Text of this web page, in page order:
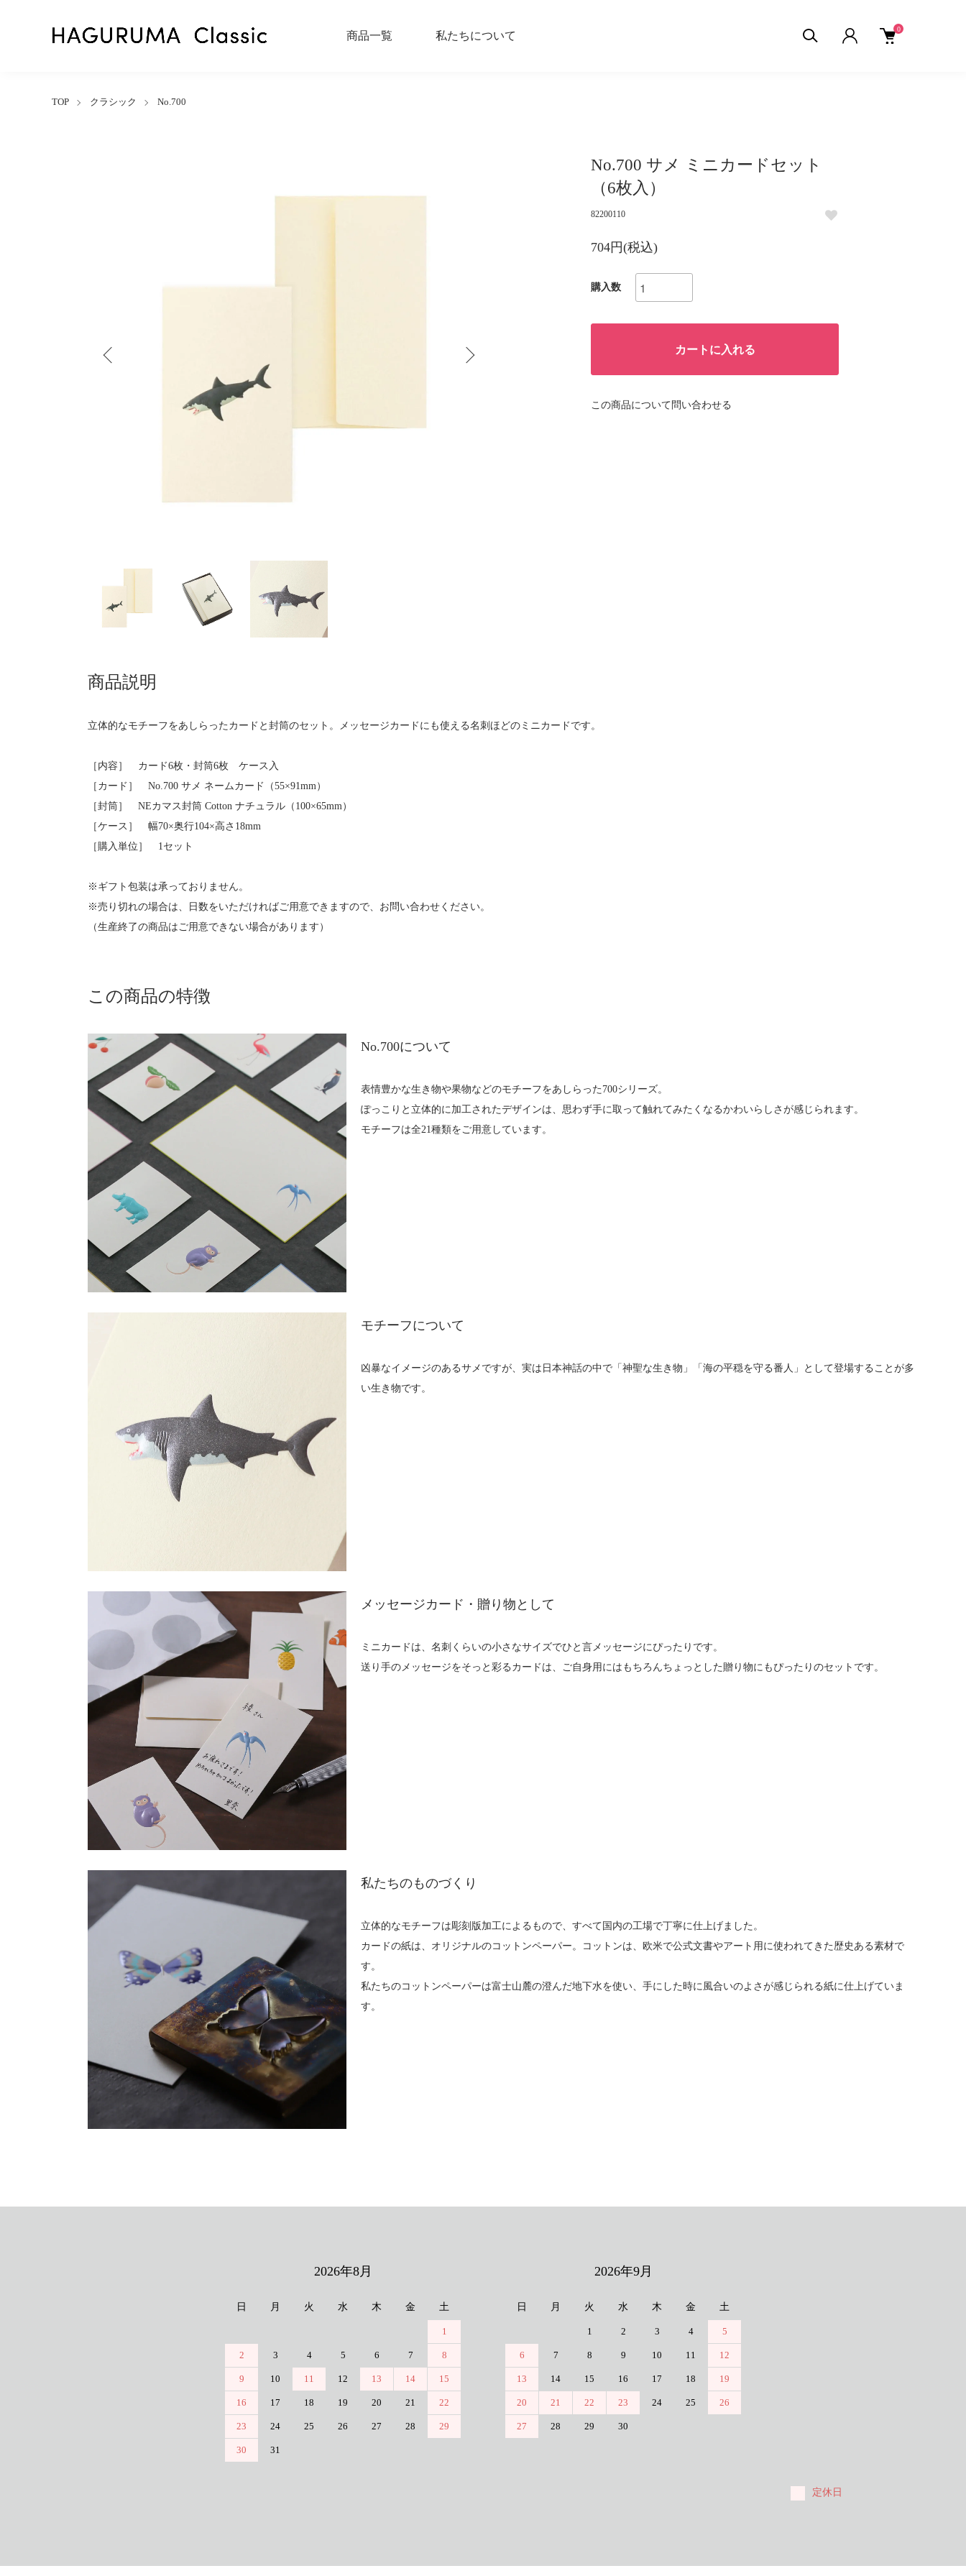
商品一覧 私たちについて
0
TOP クラシック No.700
No.700 サメ ミニカードセット
（6枚入）
82200110
704円(税込)
購入数
カートに入れる
この商品について問い合わせる
商品説明
立体的なモチーフをあしらったカードと封筒のセット。メッセージカードにも使える名刺ほどのミニカードです。
［内容］ カード6枚・封筒6枚 ケース入
［カード］ No.700 サメ ネームカード（55×91mm）
［封筒］ NEカマス封筒 Cotton ナチュラル（100×65mm）
［ケース］ 幅70×奥行104×高さ18mm
［購入単位］ 1セット
※ギフト包装は承っておりません。
※売り切れの場合は、日数をいただければご用意できますので、お問い合わせください。
（生産終了の商品はご用意できない場合があります）
この商品の特徴
No.700について
表情豊かな生き物や果物などのモチーフをあしらった700シリーズ。
ぽっこりと立体的に加工されたデザインは、思わず手に取って触れてみたくなるかわいらしさが感じられます。
モチーフは全21種類をご用意しています。
モチーフについて
凶暴なイメージのあるサメですが、実は日本神話の中で「神聖な生き物」「海の平穏を守る番人」として登場することが多
い生き物です。
メッセージカード・贈り物として
ミニカードは、名刺くらいの小さなサイズでひと言メッセージにぴったりです。
送り手のメッセージをそっと彩るカードは、ご自身用にはもちろんちょっとした贈り物にもぴったりのセットです。
私たちのものづくり
立体的なモチーフは彫刻版加工によるもので、すべて国内の工場で丁寧に仕上げました。
カードの紙は、オリジナルのコットンペーパー。コットンは、欧米で公式文書やアート用に使われてきた歴史ある素材で
す。
私たちのコットンペーパーは富士山麓の澄んだ地下水を使い、手にした時に風合いのよさが感じられる紙に仕上げていま
す。
2026年8月
日 月 火 水 木 金 土
1
2 3 4 5 6 7 8
9 10 11 12 13 14 15
16 17 18 19 20 21 22
23 24 25 26 27 28 29
30 31
2026年9月
日 月 火 水 木 金 土
1 2 3 4 5
6 7 8 9 10 11 12
13 14 15 16 17 18 19
20 21 22 23 24 25 26
27 28 29 30
定休日